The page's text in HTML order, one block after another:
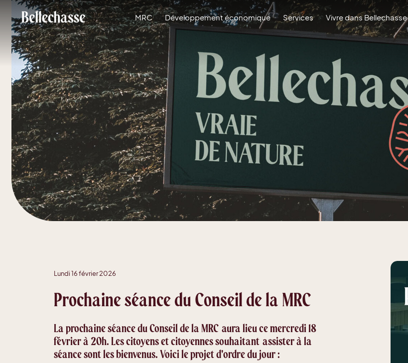
MRC Développement économique Services Vivre dans Bellechasse
Lundi 16 février 2026
Prochaine séance du Conseil de la MRC
La prochaine séance du Conseil de la MRC aura lieu ce mercredi 18
février à 20h. Les citoyens et citoyennes souhaitant assister à la
séance sont les bienvenus. Voici le projet d'ordre du jour :